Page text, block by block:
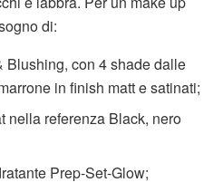
di:
Blushing, con 4 shade dalle
in finish matt e satinati;
nella referenza Black, nero
Prep-Set-Glow;